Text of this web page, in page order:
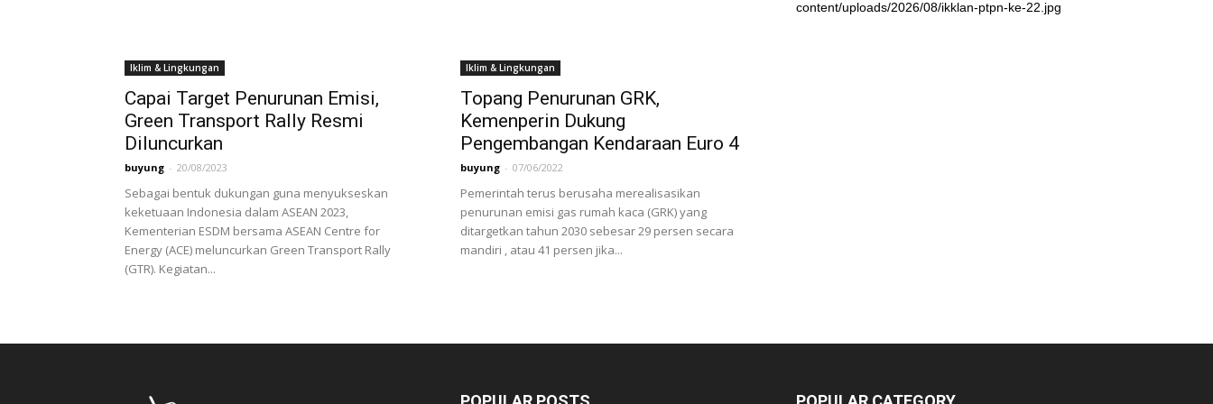
Iklim & Lingkungan
Capai Target Penurunan Emisi,
Green Transport Rally Resmi
Diluncurkan
buyung - 20/08/2023
Sebagai bentuk dukungan guna menyukseskan
keketuaan Indonesia dalam ASEAN 2023,
Kementerian ESDM bersama ASEAN Centre for
Energy (ACE) meluncurkan Green Transport Rally
(GTR). Kegiatan...
Iklim & Lingkungan
Topang Penurunan GRK,
Kemenperin Dukung
Pengembangan Kendaraan Euro 4
buyung - 07/06/2022
Pemerintah terus berusaha merealisasikan
penurunan emisi gas rumah kaca (GRK) yang
ditargetkan tahun 2030 sebesar 29 persen secara
mandiri , atau 41 persen jika...
content/uploads/2026/08/ikklan-ptpn-ke-22.jpg